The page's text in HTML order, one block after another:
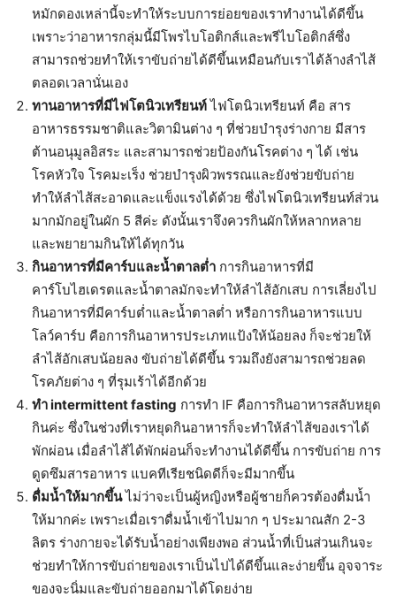
หมักดองเหล่านี้จะทำให้ระบบการย่อยของเราทำงานได้ดีขึ้น
เพราะว่าอาหารกลุ่มนี้มีโพรไบโอติกส์และพรีไบโอติกส์ซึ่ง
สามารถช่วยทำให้เราขับถ่ายได้ดีขึ้นเหมือนกับเราได้ล้างลำไส้
ตลอดเวลานั่นเอง
ทานอาหารที่มีไฟโตนิวเทรียนท์ไฟโตนิวเทรียนท์ คือ สาร
อาหารธรรมชาติและวิตามินต่าง ๆ ที่ช่วยบำรุงร่างกาย มีสาร
ต้านอนุมูลอิสระ และสามารถช่วยป้องกันโรคต่าง ๆ ได้ เช่น
โรคหัวใจ โรคมะเร็ง ช่วยบำรุงผิวพรรณและยังช่วยขับถ่าย
ทำให้ลำไส้สะอาดและแข็งแรงได้ด้วย ซึ่งไฟโตนิวเทรียนท์ส่วน
มากมักอยู่ในผัก 5 สีค่ะ ดังนั้นเราจึงควรกินผักให้หลากหลาย
และพยายามกินให้ได้ทุกวัน
กินอาหารที่มีคาร์บและน้ำตาลต่ำ การกินอาหารที่มี
คาร์โบไฮเดรตและน้ำตาลมักจะทำให้ลำไส้อักเสบ การเลี่ยงไป
กินอาหารที่มีคาร์บต่ำและน้ำตาลต่ำ หรือการกินอาหารแบบ
โลว์คาร์บ คือการกินอาหารประเภทแป้งให้น้อยลง ก็จะช่วยให้
ลำไส้อักเสบน้อยลง ขับถ่ายได้ดีขึ้น รวมถึงยังสามารถช่วยลด
โรคภัยต่าง ๆ ที่รุมเร้าได้อีกด้วย
ทำ intermittent fasting การทำ IF คือการกินอาหารสลับหยุด
กินค่ะ ซึ่งในช่วงที่เราหยุดกินอาหารก็จะทำให้ลำไส้ของเราได้
พักผ่อน เมื่อลำไส้ได้พักผ่อนก็จะทำงานได้ดีขึ้น การขับถ่าย การ
ดูดซึมสารอาหาร แบคทีเรียชนิดดีก็จะมีมากขึ้น
ดื่มน้ำให้มากขึ้นไม่ว่าจะเป็นผู้หญิงหรือผู้ชายก็ควรต้องดื่มน้ำ
ให้มากค่ะ เพราะเมื่อเราดื่มน้ำเข้าไปมาก ๆ ประมาณสัก 2-3
ลิตร ร่างกายจะได้รับน้ำอย่างเพียงพอ ส่วนน้ำที่เป็นส่วนเกินจะ
ช่วยทำให้การขับถ่ายของเราเป็นไปได้ดีขึ้นและง่ายขึ้น อุจจาระ
ของจะนิ่มและขับถ่ายออกมาได้โดยง่าย